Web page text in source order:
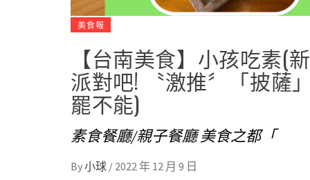
美食報
【台南美食】小孩吃素(
派對吧! 〝激推〞「披薩
罷不能)
素食餐廳/親子餐廳 美食之都「
By小球 / 2022 年 12 月 9 日